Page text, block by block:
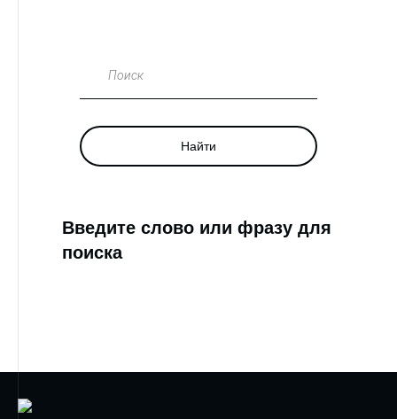
Поиск
Найти
Введите слово или фразу для
поиска